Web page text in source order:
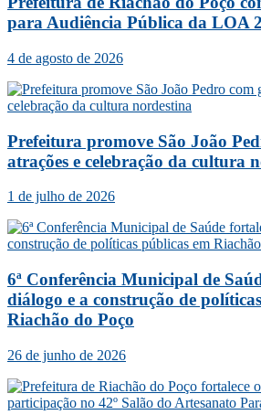
para Audiência Pública da LOA
4 de agosto de 2026
Prefeitura promove São João
atrações e celebração da cultura
1 de julho de 2026
6ª Conferência Municipal de
diálogo e a construção de
Riachão do Poço
26 de junho de 2026